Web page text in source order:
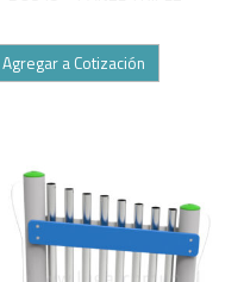
Agregar a Cotización